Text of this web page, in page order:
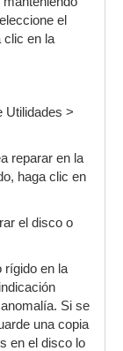
el
clic en la
Utilidades >
reparar en la
haga clic en
el disco o
rígido en la
Si se
una copia
en el disco lo